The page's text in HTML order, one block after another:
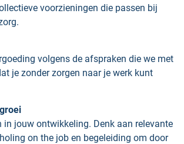
voorzieningen die passen bij
volgens de afspraken die we met
je zonder zorgen naar je werk kunt
in jouw ontwikkeling. Denk aan relevante
on the job en begeleiding om door